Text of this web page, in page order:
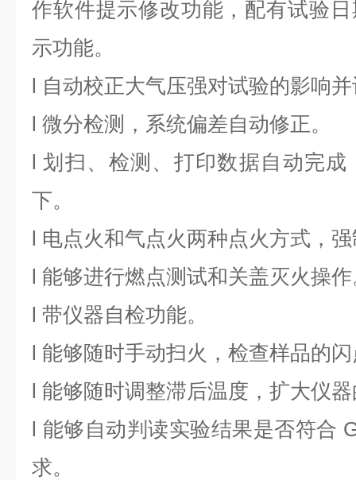
作软件提示修改功能，配有试验
示功能。
l 自动校正大气压强对试验的影响
l 微分检测，系统偏差自动修正。
l划扫、检测、打印数据自动完
下。
l 电点火和气点火两种点火方式，
l 能够进行燃点测试和关盖灭火操
l 带仪器自检功能。
l 能够随时手动扫火，检查样品的
l 能够随时调整滞后温度，扩大仪
l 能够自动判读实验结果是否符合
求。